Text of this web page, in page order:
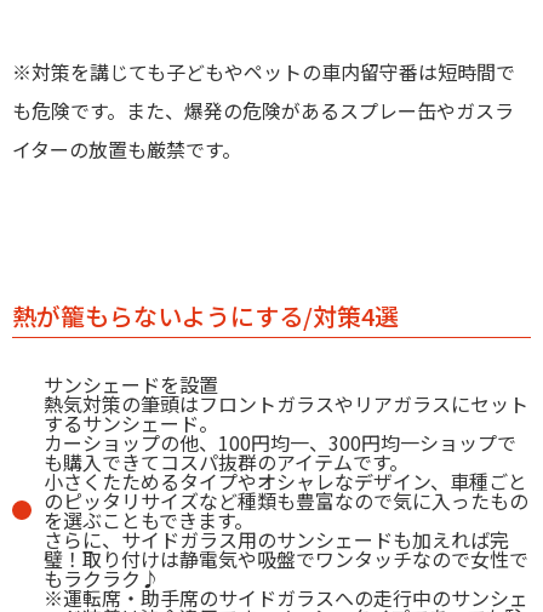
※対策を講じても子どもやペットの車内留守番は短時間で
も危険です。また、爆発の危険があるスプレー缶やガスラ
イターの放置も厳禁です。
熱が籠もらないようにする/対策4選
サンシェードを設置
熱気対策の筆頭はフロントガラスやリアガラスにセット
するサンシェード。
カーショップの他、100円均一、300円均一ショップで
も購入できてコスパ抜群のアイテムです。
小さくたためるタイプやオシャレなデザイン、車種ごと
のピッタリサイズなど種類も豊富なので気に入ったもの
を選ぶこともできます。
さらに、サイドガラス用のサンシェードも加えれば完
璧！取り付けは静電気や吸盤でワンタッチなので女性で
もラクラク♪
※運転席・助手席のサイドガラスへの走行中のサンシェ